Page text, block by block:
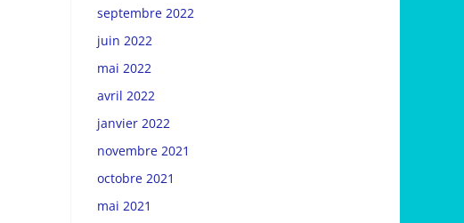
septembre 2022
juin 2022
mai 2022
avril 2022
janvier 2022
novembre 2021
octobre 2021
mai 2021